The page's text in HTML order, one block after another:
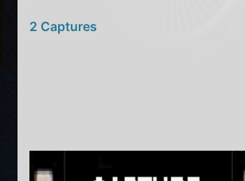
2 Captures